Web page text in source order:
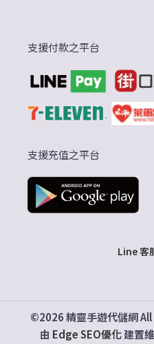
支援付款之平台
支援充值之平台
Line 客
©2026 精靈手遊代儲網
由 Edge SEO優化建置維